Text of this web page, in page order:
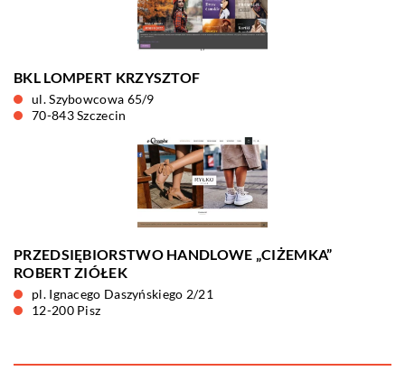
BKL LOMPERT KRZYSZTOF
ul. Szybowcowa 65/9
70-843 Szczecin
PRZEDSIĘBIORSTWO HANDLOWE „CIŻEMKA”
ROBERT ZIÓŁEK
pl. Ignacego Daszyńskiego 2/21
12-200 Pisz